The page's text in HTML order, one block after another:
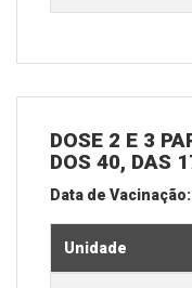
DOSE 2 E 3
DOS 40, DAS
Data de Vacinação:
Unidade